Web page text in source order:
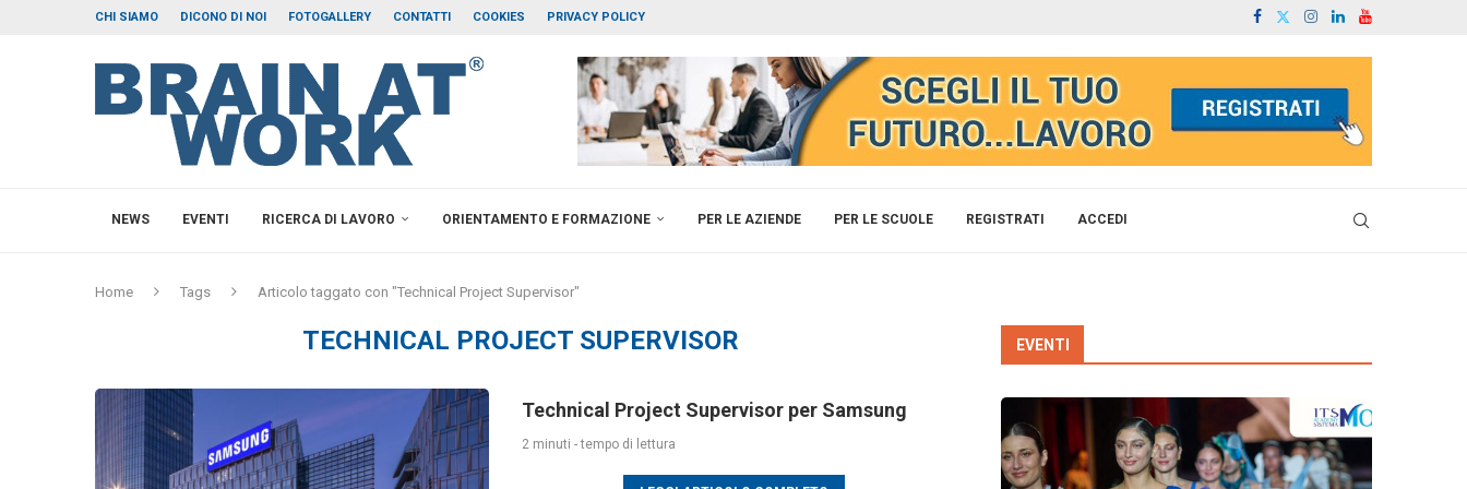
CHI SIAMO DICONO DI NOI FOTOGALLERY CONTATTI COOKIES PRIVACY POLICY
NEWS EVENTI RICERCA DI LAVORO ORIENTAMENTO E FORMAZIONE PER LE AZIENDE PER LE SCUOLE REGISTRATI ACCEDI
Home Tags Articolo taggato con "Technical Project Supervisor"
TECHNICAL PROJECT SUPERVISOR
Technical Project Supervisor per Samsung
2 minuti - tempo di lettura
EVENTI